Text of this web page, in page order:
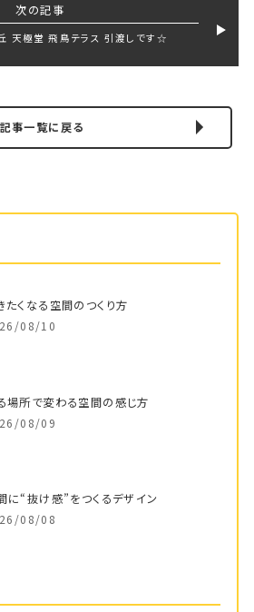
次の記事
天極堂 飛鳥テラス 引渡しです☆
記事一覧に戻る
たくなる空間のつくり方
08/10
場所で変わる空間の感じ方
08/09
に“抜け感”をつくるデザイン
08/08